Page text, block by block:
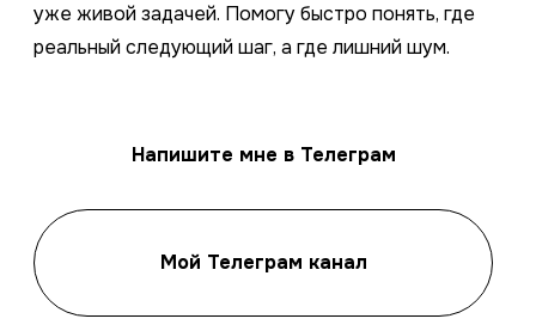
уже живой задачей. Помогу быстро понять, где
реальный следующий шаг, а где лишний шум.
Напишите мне в Телеграм
Мой Телеграм канал